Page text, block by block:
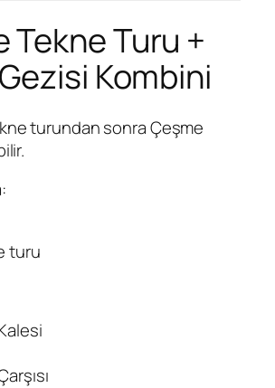
Tekne Turu +
Kombini
turundan sonra Çeşme
turu